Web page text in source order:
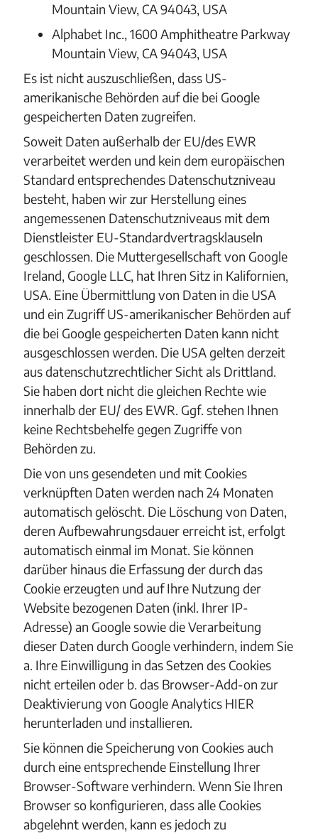
Mountain View, CA 94043, USA
Alphabet Inc., 1600 Amphitheatre Parkway
Mountain View, CA 94043, USA
Es ist nicht auszuschließen, dass US-
amerikanische Behörden auf die bei Google
gespeicherten Daten zugreifen.
Soweit Daten außerhalb der EU/des EWR
verarbeitet werden und kein dem europäischen
Standard entsprechendes Datenschutzniveau
besteht, haben wir zur Herstellung eines
angemessenen Datenschutzniveaus mit dem
Dienstleister EU-Standardvertragsklauseln
geschlossen. Die Muttergesellschaft von Google
Ireland, Google LLC, hat Ihren Sitz in Kalifornien,
USA. Eine Übermittlung von Daten in die USA
und ein Zugriff US-amerikanischer Behörden auf
die bei Google gespeicherten Daten kann nicht
ausgeschlossen werden. Die USA gelten derzeit
aus datenschutzrechtlicher Sicht als Drittland.
Sie haben dort nicht die gleichen Rechte wie
innerhalb der EU/ des EWR. Ggf. stehen Ihnen
keine Rechtsbehelfe gegen Zugriffe von
Behörden zu.
Die von uns gesendeten und mit Cookies
verknüpften Daten werden nach 24 Monaten
automatisch gelöscht. Die Löschung von Daten,
deren Aufbewahrungsdauer erreicht ist, erfolgt
automatisch einmal im Monat. Sie können
darüber hinaus die Erfassung der durch das
Cookie erzeugten und auf Ihre Nutzung der
Website bezogenen Daten (inkl. Ihrer IP-
Adresse) an Google sowie die Verarbeitung
dieser Daten durch Google verhindern, indem Sie
a. Ihre Einwilligung in das Setzen des Cookies
nicht erteilen oder b. das Browser-Add-on zur
Deaktivierung von Google Analytics HIER
herunterladen und installieren.
Sie können die Speicherung von Cookies auch
durch eine entsprechende Einstellung Ihrer
Browser-Software verhindern. Wenn Sie Ihren
Browser so konfigurieren, dass alle Cookies
abgelehnt werden, kann es jedoch zu